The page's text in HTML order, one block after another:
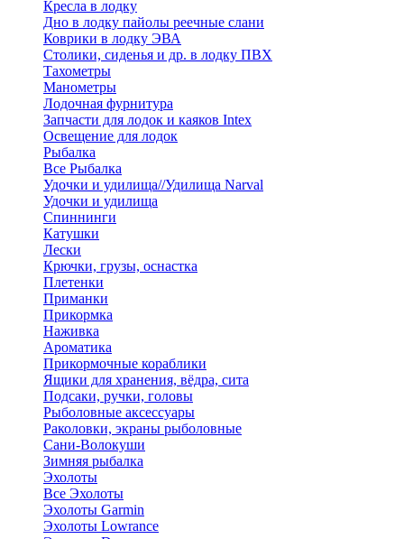
Кресла в лодку
Дно в лодку пайолы реечные слани
Коврики в лодку ЭВА
Столики, сиденья и др. в лодку ПВХ
Тахометры
Манометры
Лодочная фурнитура
Запчасти для лодок и каяков Intex
Освещение для лодок
Рыбалка
Все Рыбалка
Удочки и удилища//Удилища Narval
Удочки и удилища
Спиннинги
Катушки
Лески
Крючки, грузы, оснастка
Плетенки
Приманки
Прикормка
Наживка
Ароматика
Прикормочные кораблики
Ящики для хранения, вёдра, сита
Подсаки, ручки, головы
Рыболовные аксессуары
Раколовки, экраны рыболовные
Сани-Волокуши
Зимняя рыбалка
Эхолоты
Все Эхолоты
Эхолоты Garmin
Эхолоты Lowrance